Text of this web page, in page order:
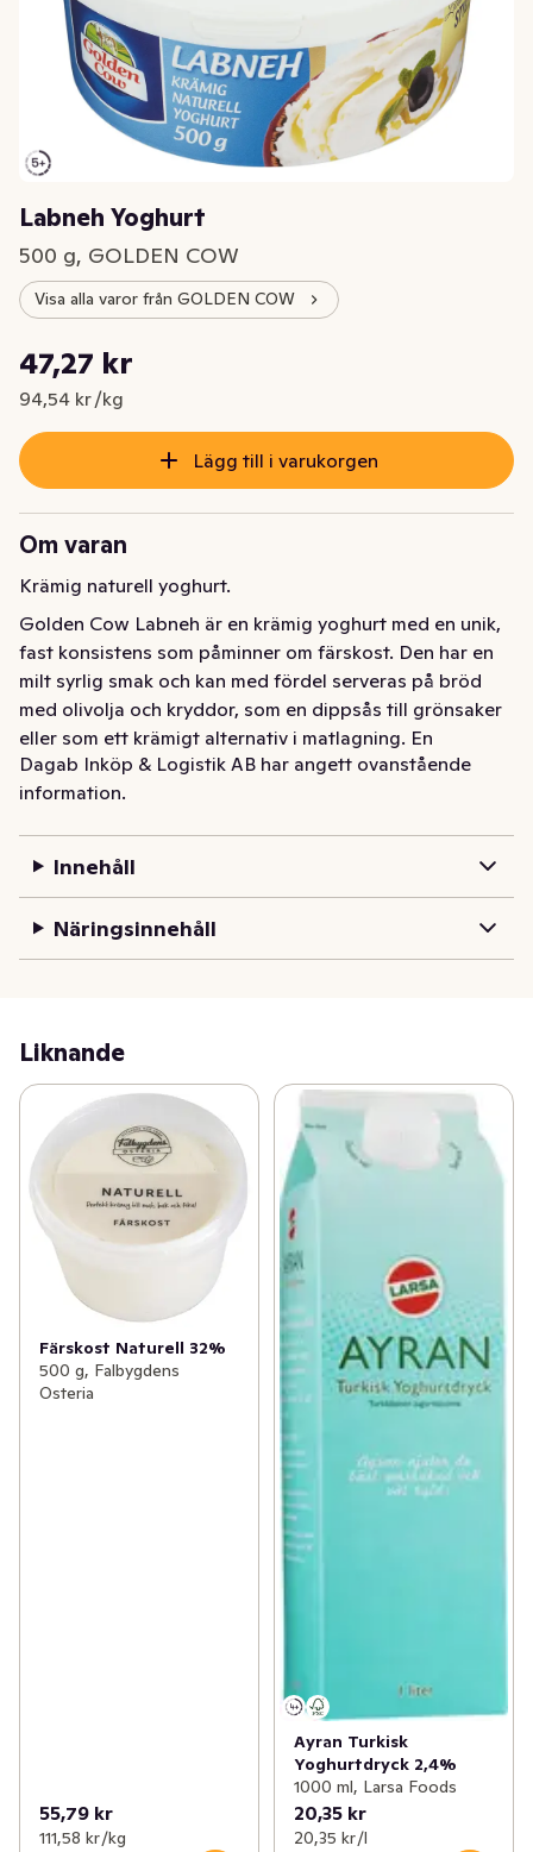
Labneh Yoghurt
500 g, GOLDEN COW
Visa alla varor från GOLDEN COW
Nuvarande pris är: 47,27 kr
47,27 kr
94,54 kr /kg
Styckpris: 94,54 kr /kg
Lägg till i varukorgen
Om varan
Krämig naturell yoghurt.
Golden Cow Labneh är en krämig yoghurt med en unik,
fast konsistens som påminner om färskost. Den har en
milt syrlig smak och kan med fördel serveras på bröd
med olivolja och kryddor, som en dippsås till grönsaker
eller som ett krämigt alternativ i matlagning. En
mångsidig produkt som passar både till frukost, på
mezebordet och i din vardagsmatlagning.
Dagab Inköp & Logistik AB har angett ovanstående
information.
Innehåll
Näringsinnehåll
Liknande
Färskost Naturell 32%
500 g, Falbygdens
Osteria
55,79 kr
111,58 kr /kg
Ayran Turkisk
Yoghurtdryck 2,4%
1000 ml, Larsa Foods
20,35 kr
20,35 kr /l